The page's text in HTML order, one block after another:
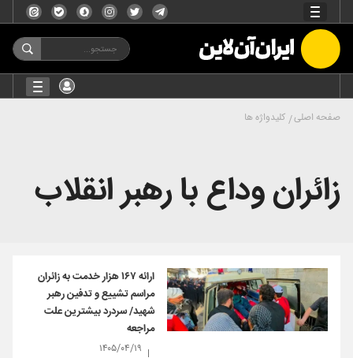
صفحه اصلی کلیدواژه ها
زائران وداع با رهبر انقلاب
ارائه ۱۶۷ هزار خدمت به زائران
مراسم تشییع و تدفین رهبر
شهید/ سردرد بیشترین علت
مراجعه
۱۴۰۵/۰۴/۱۹